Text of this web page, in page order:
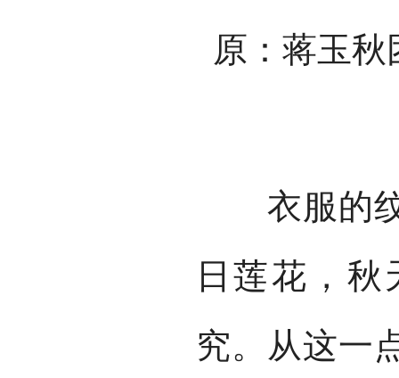
原：蒋玉
衣服的纹
日莲花，
究。从这一